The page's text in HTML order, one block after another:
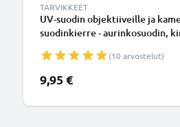
TARVIKKEET
UV-suodin objektiiveille ja
suodinkierre - aurinkosuodin,
(10 arvostelut)
9,95 €